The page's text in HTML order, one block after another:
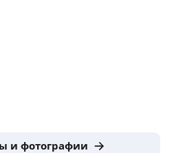
и фотографии